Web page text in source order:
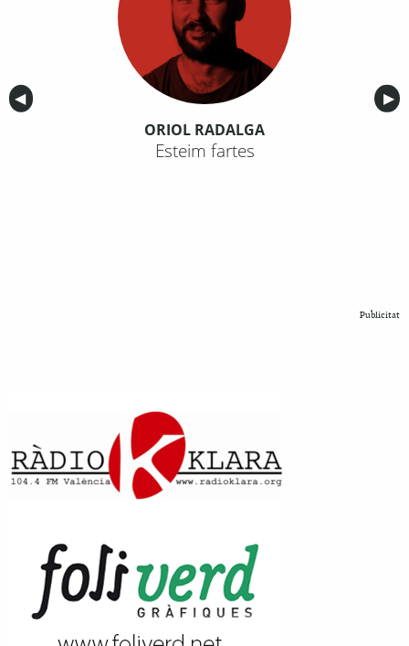
Anterior
◀︎ ▶︎
ORIOL RADALGA
Esteim fartes
Publicitat